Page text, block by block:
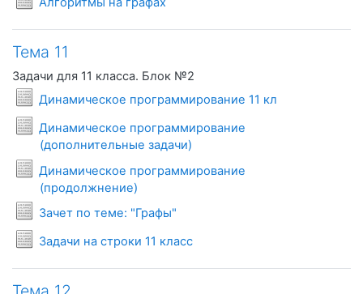
Тема 11
Задачи для 11 класса. Блок №2
Динамическое программирование 11 клУсловия задач
Динамическое программирование
(дополнительные задачи)Условия задач
Динамическое программирование
(продолжнение)Условия задач
Зачет по теме: "Графы"Условия задач
Задачи на строки 11 классУсловия задач